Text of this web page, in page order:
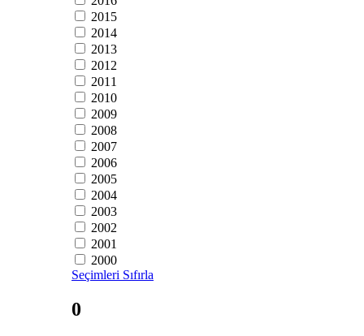
2015
2014
2013
2012
2011
2010
2009
2008
2007
2006
2005
2004
2003
2002
2001
2000
Seçimleri Sıfırla
0